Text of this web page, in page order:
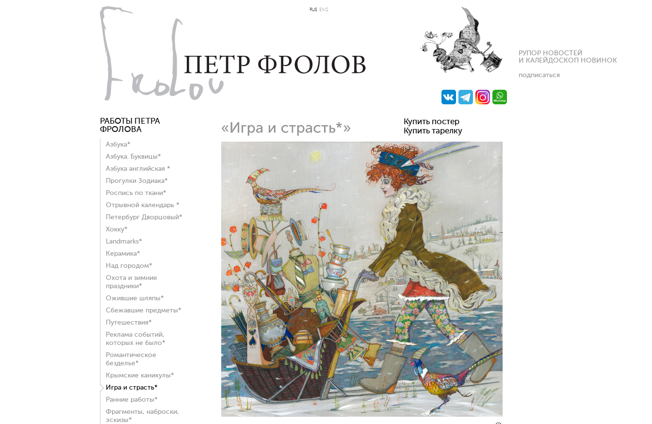
RUS ENG
РУПОР НОВОСТЕЙ
И КАЛЕЙДОСКОП НОВИНОК
подписаться
РАБОТЫ ПЕТРА
ФРОЛОВА
Азбука*
Азбука. Буквицы*
Азбука английская *
Прогулки Зодиака*
Роспись по ткани*
Отрывной календарь *
Петербург Дворцовый*
Хокку*
Landmarks*
Керамика*
Над городом*
Охота и зимние
праздники*
Ожившие шляпы*
Сбежавшие предметы*
Путешествия*
Реклама событий,
которых не было*
Романтическое
безделье*
Крымские каникулы*
Игра и страсть*
Ранние работы*
Фрагменты, наброски,
эскизы*
Купить постер
Купить тарелку